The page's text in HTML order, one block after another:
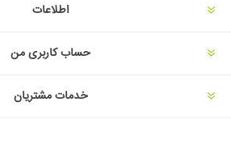
اطلاعات
حساب کاربری من
خدمات مشتریان